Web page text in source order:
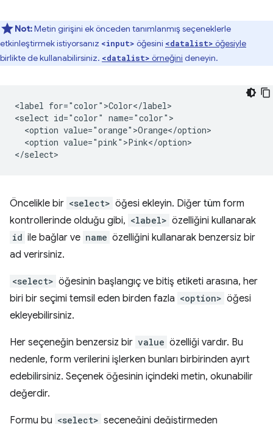
Not:Metin girişini ek önceden tanımlanmış seçeneklerle
etkinleştirmek istiyorsanız <input> öğesini <datalist> öğesiyle
birlikte de kullanabilirsiniz. <datalist> örneğini deneyin.
<label for="color">Color</label>
<select id="color" name="color">
  <option value="orange">Orange</option>
  <option value="pink">Pink</option>
Öncelikle bir <select> öğesi ekleyin. Diğer tüm form
kontrollerinde olduğu gibi, <label> özelliğini kullanarak
id ile bağlar ve name özelliğini kullanarak benzersiz bir
ad verirsiniz.
<select> öğesinin başlangıç ve bitiş etiketi arasına, her
biri bir seçimi temsil eden birden fazla <option> öğesi
ekleyebilirsiniz.
Her seçeneğin benzersiz bir value özelliği vardır. Bu
nedenle, form verilerini işlerken bunları birbirinden ayırt
edebilirsiniz. Seçenek öğesinin içindeki metin, okunabilir
değerdir.
Formu bu <select> seçeneğini değiştirmeden